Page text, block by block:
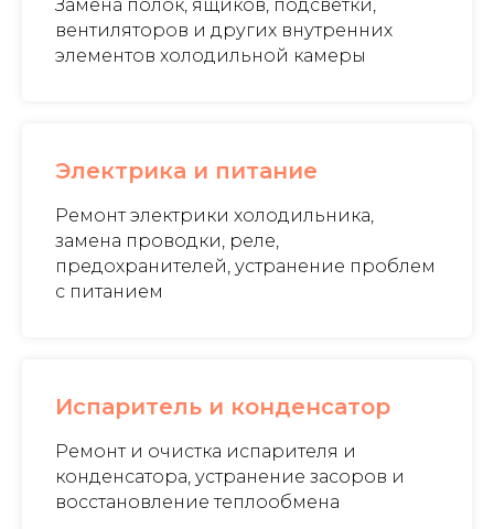
Замена полок, ящиков, подсветки,
вентиляторов и других внутренних
элементов холодильной камеры
Электрика и питание
Ремонт электрики холодильника,
замена проводки, реле,
предохранителей, устранение проблем
с питанием
Испаритель и конденсатор
Ремонт и очистка испарителя и
конденсатора, устранение засоров и
восстановление теплообмена